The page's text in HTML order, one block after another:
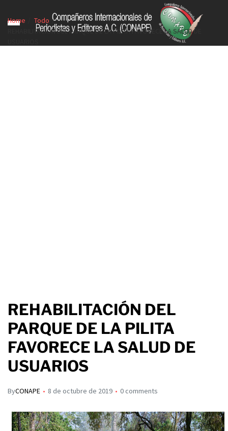
Home
Todo
REHABILITACIÓN DEL PARQUE DE LA PILITA FAVORECE LA SALUD DE
REHABILITACIÓN DEL
PARQUE DE LA PILITA
FAVORECE LA SALUD DE
USUARIOS
ByCONAPE 8 de octubre de 2019 0 comments